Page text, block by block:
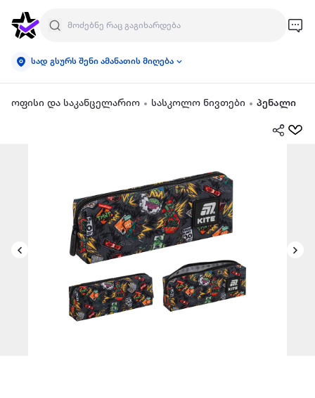
სად გსურს შენი ამანათის მიღება
ოფისი და საკანცელარიო სასკოლო ნივთები პენალი